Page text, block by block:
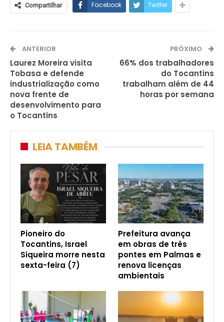
Compartilhar Facebook Twitter
ANTERIOR
Laurez Moreira visita
Tobasa e defende
industrialização como
nova frente de
desenvolvimento para
o Tocantins
PRÓXIMO
66% dos trabalhadores
do Tocantins
trabalham além de 44
horas por semana
LEIA TAMBÉM
Pioneiro do
Tocantins, Israel
Siqueira morre nesta
sexta-feira (7)
Prefeitura avança
em obras de três
pontes em Palmas e
renova licenças
ambientais